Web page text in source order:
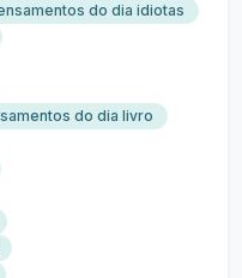
do dia idiotas
do dia livro